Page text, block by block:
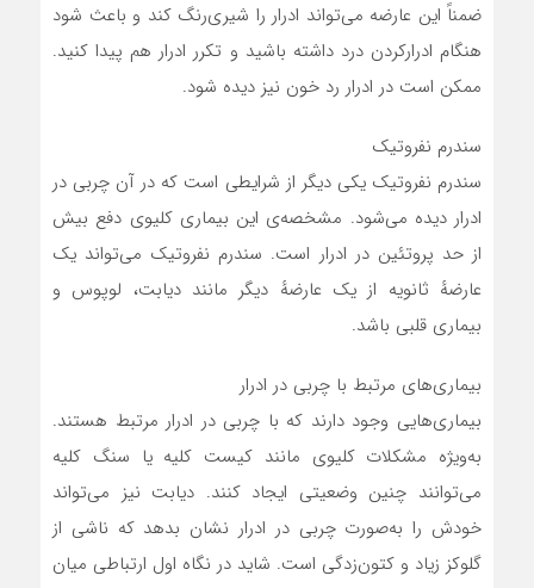
ضمناً این عارضه می‌تواند ادرار را شیری‌رنگ کند و باعث شود
هنگام ادرارکردن درد داشته باشید و تکرر ادرار هم پیدا کنید.
ممکن است در ادرار رد خون نیز دیده شود.
سندرم نفروتیک
سندرم نفروتیک یکی دیگر از شرایطی است که در آن چربی در
ادرار دیده می‌شود. مشخصه‌ی این بیماری کلیوی دفع بیش
از حد پروتئین در ادرار است. سندرم نفروتیک می‌تواند یک
عارضهٔ ثانویه از یک عارضهٔ دیگر مانند دیابت، لوپوس و
بیماری قلبی باشد.
بیماری‌های مرتبط با چربی در ادرار
بیماری‌هایی وجود دارند که با چربی در ادرار مرتبط هستند.
به‌ویژه مشکلات کلیوی مانند کیست کلیه یا سنگ کلیه
می‌توانند چنین وضعیتی ایجاد کنند. دیابت نیز می‌تواند
خودش را به‌صورت چربی در ادرار نشان بدهد که ناشی از
گلوکز زیاد و کتون‌زدگی است. شاید در نگاه اول ارتباطی میان